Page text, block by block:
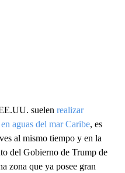
suelen realizar
aguas del mar Caribe, es
al mismo tiempo y en la
del Gobierno de Trump de
zona que ya posee gran